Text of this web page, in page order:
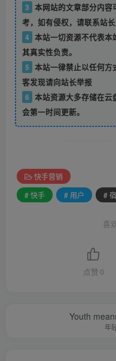
3 本网站的文章部分内容
考，如有侵权，请联系站
4 本站一切资源不代表本
其真实性负责。
5 本站一律禁止以任何方
客发现请向站长举报
6 本站资源大多存储在云
会第一时间更新。
快手营销
# 快手
# 用户 #
喜
点赞 0
Youth
年